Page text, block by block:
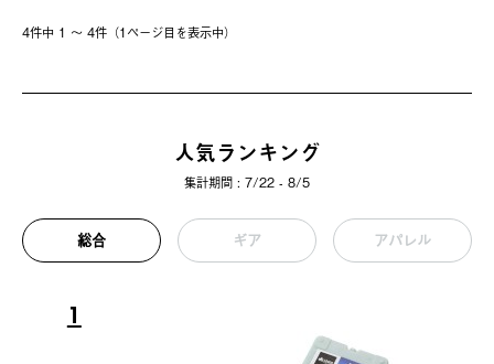
4件中 1 〜 4件（1ページ⽬を表⽰中）
人気ランキング
集計期間 : 7/22 - 8/5
総合 ギア アパレル
1